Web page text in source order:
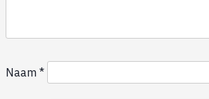
Naam *